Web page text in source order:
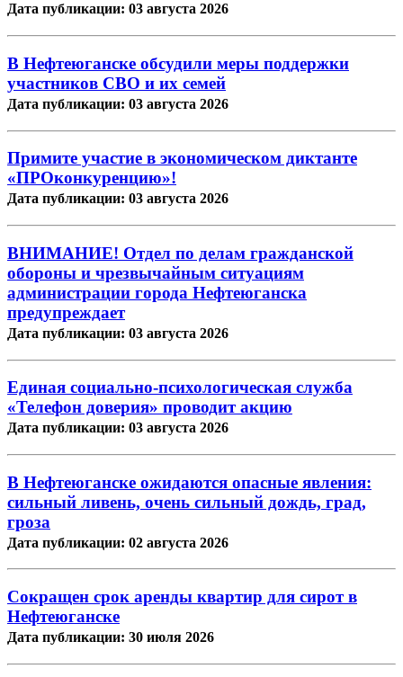
Дата публикации: 03 августа 2026
В Нефтеюганске обсудили меры поддержки
участников СВО и их семей
Дата публикации: 03 августа 2026
Примите участие в экономическом диктанте
«ПРОконкуренцию»!
Дата публикации: 03 августа 2026
ВНИМАНИЕ! Отдел по делам гражданской
обороны и чрезвычайным ситуациям
администрации города Нефтеюганска
предупреждает
Дата публикации: 03 августа 2026
Единая социально-психологическая служба
«Телефон доверия» проводит акцию
Дата публикации: 03 августа 2026
В Нефтеюганске ожидаются опасные явления:
сильный ливень, очень сильный дождь, град,
гроза
Дата публикации: 02 августа 2026
Сокращен срок аренды квартир для сирот в
Нефтеюганске
Дата публикации: 30 июля 2026